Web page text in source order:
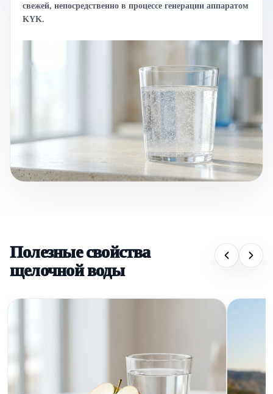
свежей, непосредственно в процессе генерации аппаратом
KYK.
Полезные свойства
щелочной воды